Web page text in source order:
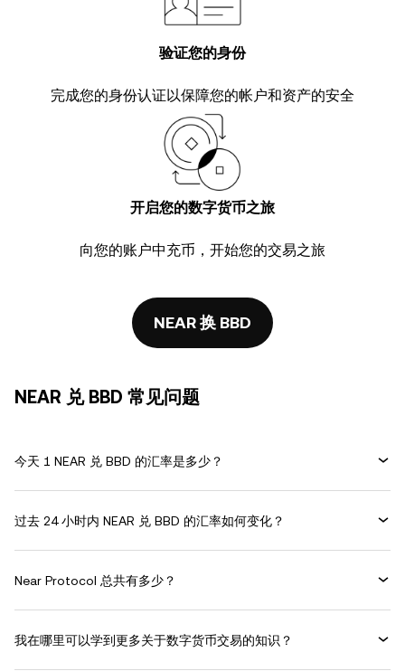
验证您的身份
完成您的身份认证以保障您的帐户和资产的安全
开启您的数字货币之旅
向您的账户中充币，开始您的交易之旅
NEAR 换 BBD
NEAR 兑 BBD 常见问题
今天 1 NEAR 兑 BBD 的汇率是多少？
过去 24 小时内 NEAR 兑 BBD 的汇率如何变化？
Near Protocol 总共有多少？
我在哪里可以学到更多关于数字货币交易的知识？